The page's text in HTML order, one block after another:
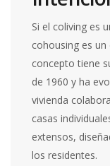
Si el coliving es
cohousing es
concepto tiene
de 1960 y ha
vivienda
casas
extensos,
los residentes.